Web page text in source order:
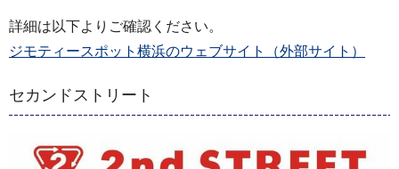
詳細は以下よりご確認ください。
ジモティースポット横浜のウェブサイト（外部サイト）
セカンドストリート